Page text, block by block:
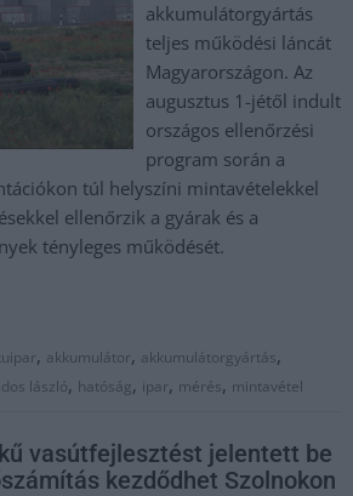
akkumulátorgyártás
teljes működési láncát
Magyarországon. Az
augusztus 1-jétől indult
országos ellenőrzési
program során a
túl helyszíni mintavételekkel
ellenőrzik a gyárak és a
tényleges működését.
, akkumulátor, akkumulátorgyártás,
lászló, hatóság, ipar, mérés, mintavétel
vasútfejlesztést jelentett be
kezdődhet Szolnokon